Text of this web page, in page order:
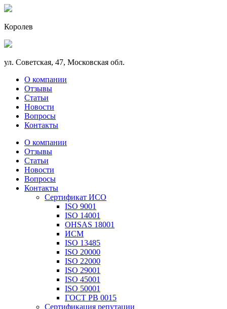
Королев
ул. Советская, 47, Московская обл.
О компании
Отзывы
Статьи
Новости
Вопросы
Контакты
О компании
Отзывы
Статьи
Новости
Вопросы
Контакты
Сертификат ИСО
ISO 9001
ISO 14001
OHSAS 18001
ИСМ
ISO 13485
ISO 20000
ISO 22000
ISO 29001
ISO 45001
ISO 50001
ГОСТ РВ 0015
Сертификация репутации